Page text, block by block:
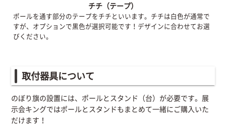
チチ（テープ）
ポールを通す部分のテープをチチといいます。チチは白色が通常で
すが、オプションで黒色が選択可能です！デザインに合わせてお選
びください。
取付器具について
のぼり旗の設置には、ポールとスタンド（台）が必要です。展
示会キングではポールとスタンドもまとめて一緒にご購入いた
だけます！